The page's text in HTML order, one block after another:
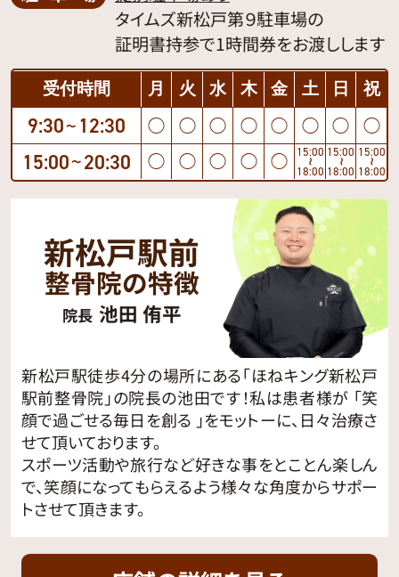
タイムズ新松戸第９駐車場の
証明書持参で1時間券をお渡しします
受付時間 月 火 水 木 金 土 日 祝
9:30 〜 12:30 ◯ ◯ ◯ ◯ ◯ ◯ ◯ ◯
15:00 〜 20:30 ◯ ◯ ◯ ◯ ◯ 15:00
〜
18:00
15:00
〜
18:00
15:00
〜
18:00
新松戸駅前
整骨院の特徴
院長 池田 侑平
新松戸駅徒歩4分の場所にある「ほねキング新松戸
駅前整骨院」の院長の池田です！私は患者様が 「笑
顔で過ごせる毎日を創る 」をモットーに、日々治療さ
せて頂いております。
スポーツ活動や旅行など好きな事をとことん楽しん
で、笑顔になってもらえるよう様々な角度からサポー
トさせて頂きます。